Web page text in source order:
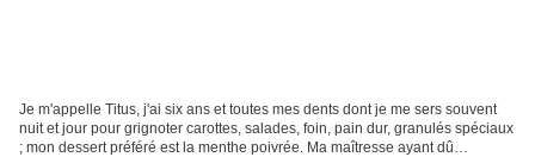
Je m'appelle Titus, j'ai six ans et toutes mes dents dont je me sers souvent
nuit et jour pour grignoter carottes, salades, foin, pain dur, granulés spéciaux
; mon dessert préféré est la menthe poivrée. Ma maîtresse ayant dû